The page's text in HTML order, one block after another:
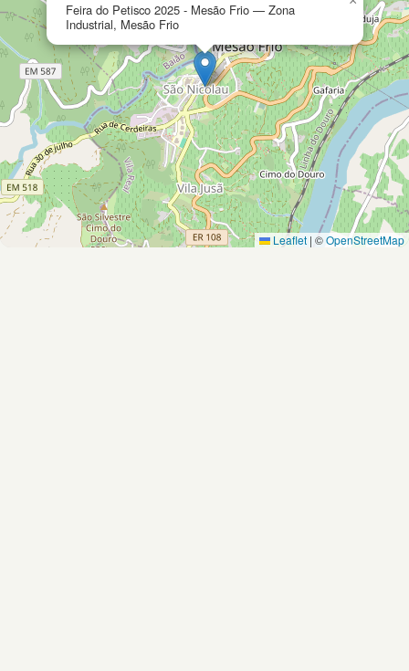
Feira do Petisco 2025 - Mesão Frio — Zona
Industrial, Mesão Frio
Leaflet | ©OpenStreetMap